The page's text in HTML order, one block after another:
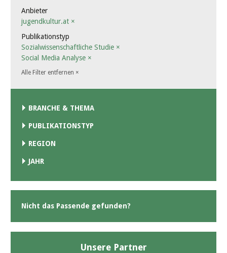
Anbieter
jugendkultur.at ×
Publikationstyp
Sozialwissenschaftliche Studie ×
Social Media Analyse ×
Alle Filter entfernen ×
BRANCHE & THEMA
PUBLIKATIONSTYP
REGION
JAHR
Nicht das Passende gefunden?
Unsere Partner